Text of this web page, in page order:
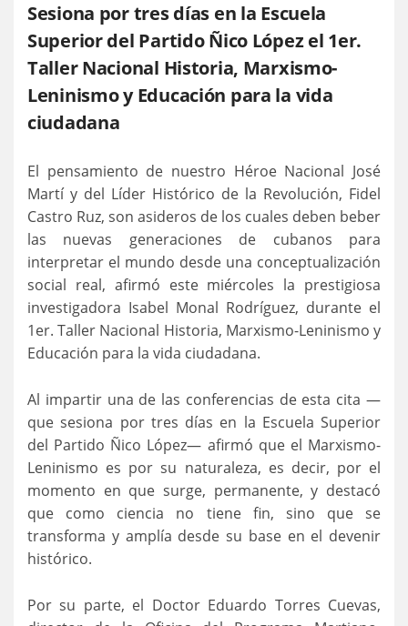
Sesiona por tres días en la Escuela
Superior del Partido Ñico López el 1er.
Taller Nacional Historia, Marxismo-
Leninismo y Educación para la vida
ciudadana
El pensamiento de nuestro Héroe Nacional José
Martí y del Líder Histórico de la Revolución, Fidel
Castro Ruz, son asideros de los cuales deben beber
las nuevas generaciones de cubanos para
interpretar el mundo desde una conceptualización
social real, afirmó este miércoles la prestigiosa
investigadora Isabel Monal Rodríguez, durante el
1er. Taller Nacional Historia, Marxismo-Leninismo y
Educación para la vida ciudadana.
Al impartir una de las conferencias de esta cita —
que sesiona por tres días en la Escuela Superior
del Partido Ñico López— afirmó que el Marxismo-
Leninismo es por su naturaleza, es decir, por el
momento en que surge, permanente, y destacó
que como ciencia no tiene fin, sino que se
transforma y amplía desde su base en el devenir
histórico.
Por su parte, el Doctor Eduardo Torres Cuevas,